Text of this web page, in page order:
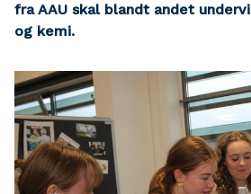
fra AAU skal blandt andet
og kemi.